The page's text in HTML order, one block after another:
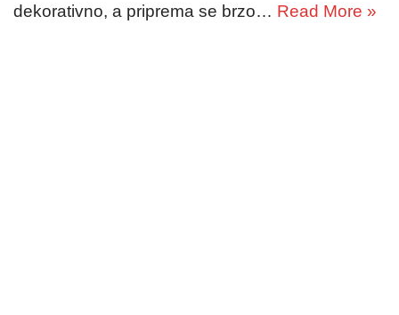
dekorativno, a priprema se brzo… Read More »